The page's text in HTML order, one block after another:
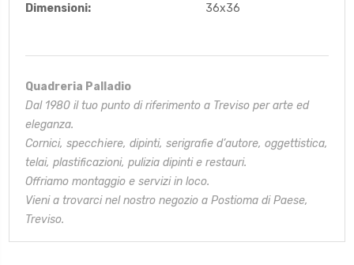
Dimensioni:
36x36
Quadreria Palladio
Dal 1980 il tuo punto di riferimento a Treviso per arte ed
eleganza.
Cornici, specchiere, dipinti, serigrafie d’autore, oggettistica,
telai, plastificazioni, pulizia dipinti e restauri.
Offriamo montaggio e servizi in loco.
Vieni a trovarci nel nostro negozio a Postioma di Paese,
Treviso.